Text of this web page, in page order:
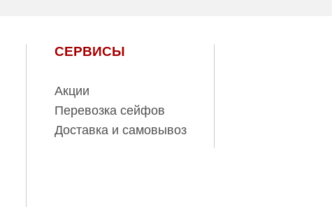
Внутренний
700.00
СЕРВИСЫ
Акции
Перевозка сейфов
Доставка и самовывоз